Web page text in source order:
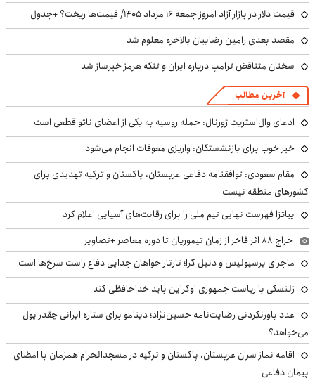
قیمت دلار در بازار آزاد امروز جمعه ۱۶ مرداد ۱۴۰۵/ قیمت‌ها ریخت؟ +جدول
مقصد بعدی رامین رضاییان بالاخره معلوم شد
سخنان متناقض ترامپ درباره ایران و تنگه هرمز خبرساز شد
آخرین مطالب
ادعای وال‌استریت ژورنال: حمله روسیه به یکی از اعضای ناتو قطعی است
خبر خوب برای بازنشستگان: واریزی معوقات انجام می‌شود
مقام سعودی: توافقنامه دفاعی عربستان، پاکستان و ترکیه تهدیدی برای
کشورهای منطقه نیست
پیاتزا فهرست نهایی تیم ملی را برای رقابت‌های آسیایی اعلام کرد
حراج ۸۸ اثر فاخر از زمان تیموریان تا دوره معاصر +تصاویر
ماجرای پرسپولیس و دنیل گرا؛ تارتار خواهان جدایی دفاع راست سرخ‌ها است
زلنسکی با ریاست جمهوری اوکراین باید خداحافظی کند
عدد باورنکردنی رضایت‌نامه حسین‌نژاد؛ دینامو برای ستاره ایرانی چقدر پول
می‌خواهد؟
اقامه نماز سران عربستان، پاکستان و ترکیه در مسجدالحرام همزمان با امضای
پیمان دفاعی